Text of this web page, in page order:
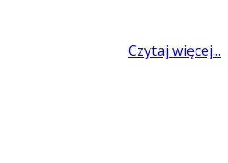
Czytaj więcej...